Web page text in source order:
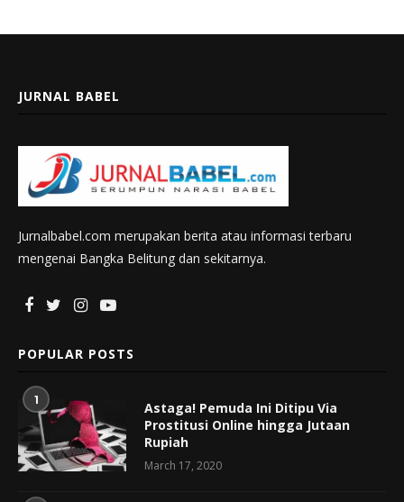
JURNAL BABEL
Jurnalbabel.com merupakan berita atau informasi terbaru
mengenai Bangka Belitung dan sekitarnya.
POPULAR POSTS
1
Astaga! Pemuda Ini Ditipu Via
Prostitusi Online hingga Jutaan
Rupiah
March 17, 2020